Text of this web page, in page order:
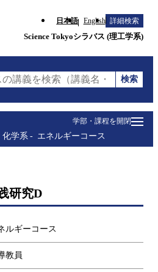
日本語 English 詳細検索
Science Tokyoシラバス (理工学系)
講義を検索（講義名・科目コード
検索
学部・課程を開閉
化学系 エネルギーコース
研究D
ルギーコース
教員